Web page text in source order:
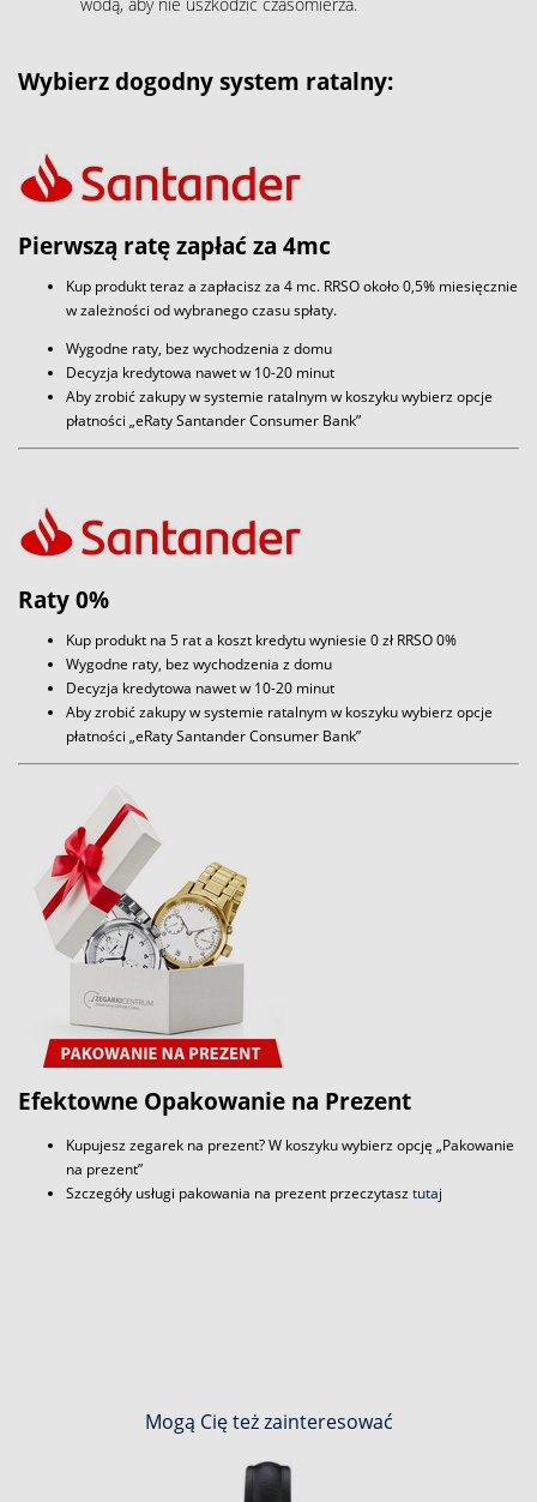
Wybierz dogodny system ratalny:
Pierwszą ratę zapłać za 4mc
Kup produkt teraz a zapłacisz za 4 mc. RRSO około 0,5% miesięcznie
w zależności od wybranego czasu spłaty.
Wygodne raty, bez wychodzenia z domu
Decyzja kredytowa nawet w 10-20 minut
Aby zrobić zakupy w systemie ratalnym w koszyku wybierz opcje
płatności „eRaty Santander Consumer Bank”
Raty 0%
Kup produkt na 5 rat a koszt kredytu wyniesie 0 zł RRSO 0%
Wygodne raty, bez wychodzenia z domu
Decyzja kredytowa nawet w 10-20 minut
Aby zrobić zakupy w systemie ratalnym w koszyku wybierz opcje
płatności „eRaty Santander Consumer Bank”
Efektowne Opakowanie na Prezent
Kupujesz zegarek na prezent? W koszyku wybierz opcję „Pakowanie
na prezent”
Szczegóły usługi pakowania na prezent przeczytasztutaj
Mogą Cię też zainteresować